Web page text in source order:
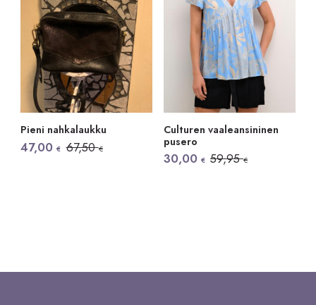
Pieni nahkalaukku
67,50€
Alkuperäinen
hinta
47,00€
Nykyinen
hinta
Culturen vaaleansininen
pusero
59,95€
Alkuperäinen
hinta
30,00 €
Nykyinen
hinta